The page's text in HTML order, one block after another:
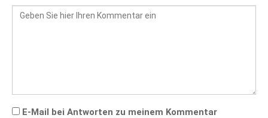
E-Mail bei Antworten zu meinem Kommentar